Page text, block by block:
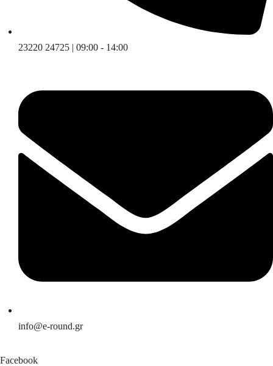
23220 24725 | 09:00 - 14:00
info@e-round.gr
Facebook